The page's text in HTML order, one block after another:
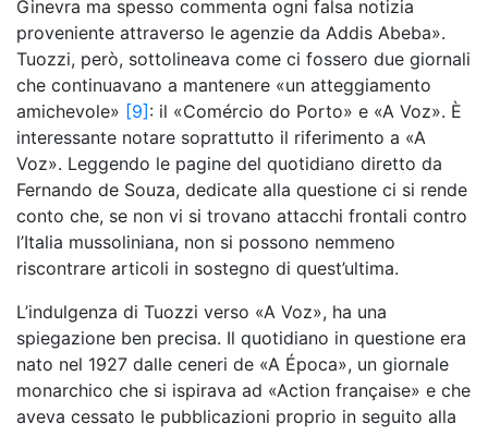
Ginevra ma spesso commenta ogni falsa notizia
proveniente attraverso le agenzie da Addis Abeba».
Tuozzi, però, sottolineava come ci fossero due giornali
che continuavano a mantenere «un atteggiamento
amichevole» [9] : il «Comércio do Porto» e «A Voz». È
interessante notare soprattutto il riferimento a «A
Voz». Leggendo le pagine del quotidiano diretto da
Fernando de Souza, dedicate alla questione ci si rende
conto che, se non vi si trovano attacchi frontali contro
l’Italia mussoliniana, non si possono nemmeno
riscontrare articoli in sostegno di quest’ultima.
L’indulgenza di Tuozzi verso «A Voz», ha una
spiegazione ben precisa. Il quotidiano in questione era
nato nel 1927 dalle ceneri de «A Época», un giornale
monarchico che si ispirava ad «Action française» e che
aveva cessato le pubblicazioni proprio in seguito alla